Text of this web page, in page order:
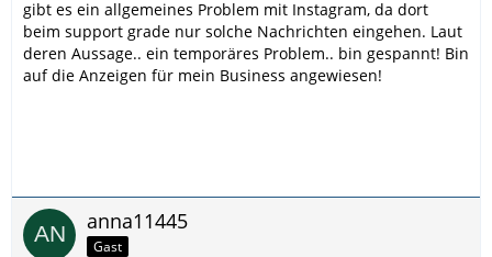
gibt es ein allgemeines Problem mit Instagram, da dort
beim support grade nur solche Nachrichten eingehen. Laut
deren Aussage.. ein temporäres Problem.. bin gespannt! Bin
auf die Anzeigen für mein Business angewiesen!
anna11445
Gast